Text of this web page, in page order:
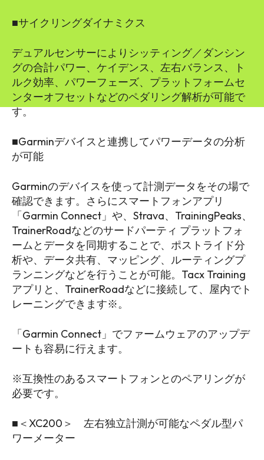
■サイクリングダイナミクス
デュアルセンサーによりシッティング／ダンシン
グの合計パワー、ケイデンス、左右バランス、ト
ルク効率、パワーフェーズ、プラットフォームセ
ンターオフセットなどのペダリング解析が可能で
す。
■Garminデバイスと連携してパワーデータの分析
が可能
Garminのデバイスを使って計測データをその場で
確認できます。さらにスマートフォンアプリ
「Garmin Connect」や、Strava、TrainingPeaks、
TrainerRoadなどのサードパーティ プラットフォ
ームとデータを同期することで、ポストライド分
析や、データ共有、マッピング、ルーティングプ
ランニングなどを行うことが可能。Tacx Training
アプリと、TrainerRoadなどに接続して、屋内でト
レーニングできます※。
「Garmin Connect」でファームウェアのアップデ
ートも容易に行えます。
※互換性のあるスマートフォンとのペアリングが
必要です。
■＜XC200＞ 左右独立計測が可能なペダル型パ
ワーメーター